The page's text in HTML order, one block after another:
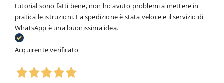
tutorial sono fatti bene, non ho avuto problemi a mettere in
pratica le istruzioni. La spedizione è stata veloce e il servizio di
WhatsApp è una buonissima idea.
Acquirente verificato